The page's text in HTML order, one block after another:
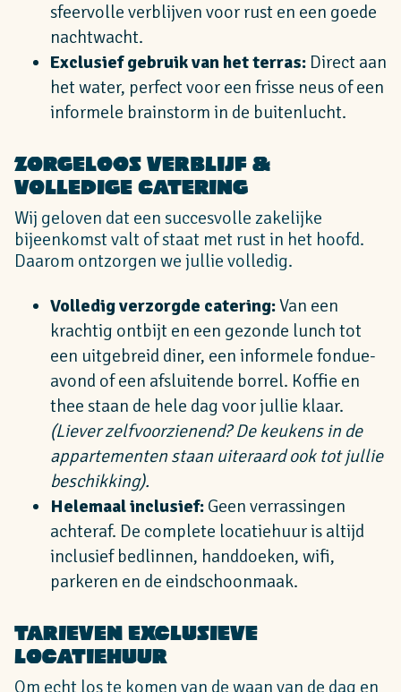
sfeervolle verblijven voor rust en een goede
nachtwacht.
Exclusief gebruik van het terras: Direct aan
het water, perfect voor een frisse neus of een
informele brainstorm in de buitenlucht.
Zorgeloos Verblijf &
Volledige Catering
Wij geloven dat een succesvolle zakelijke
bijeenkomst valt of staat met rust in het hoofd.
Daarom ontzorgen we jullie volledig.
Volledig verzorgde catering:Van een
krachtig ontbijt en een gezonde lunch tot
een uitgebreid diner, een informele fondue-
avond of een afsluitende borrel. Koffie en
thee staan de hele dag voor jullie klaar.
(Liever zelfvoorzienend? De keukens in de
appartementen staan uiteraard ook tot jullie
beschikking).
Helemaal inclusief: Geen verrassingen
achteraf. De complete locatiehuur is altijd
inclusief bedlinnen, handdoeken, wifi,
parkeren en de eindschoonmaak.
Tarieven Exclusieve
Locatiehuur
Om echt los te komen van de waan van de dag en